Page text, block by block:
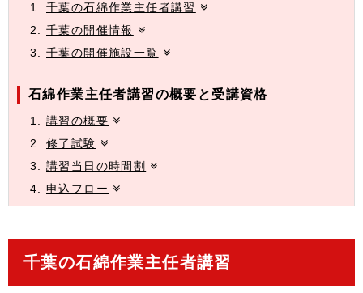
千葉の石綿作業主任者講習
千葉の開催情報
千葉の開催施設一覧
石綿作業主任者講習の概要と受講資格
講習の概要
修了試験
講習当日の時間割
申込フロー
千葉の石綿作業主任者講習